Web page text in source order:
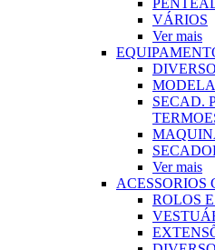
VÁRIOS
Ver mais
SECAD.
Ver mais
ACESSORIOS
ROLOS